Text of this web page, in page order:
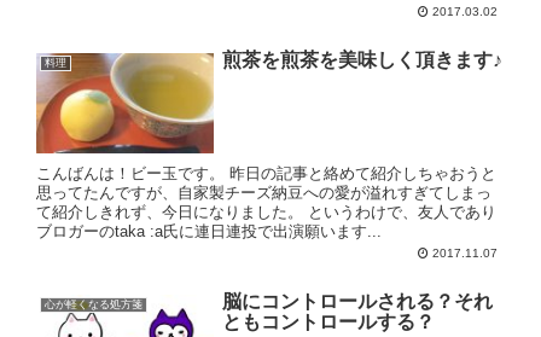
2017.03.02
料理 煎茶を煎茶を美味しく頂きます♪
こんばんは！ビー玉です。 昨日の記事と絡めて紹介しちゃおうと
思ってたんですが、自家製チーズ納豆への愛が溢れすぎてしまっ
て紹介しきれず、今日になりました。 というわけで、友人であり
ブロガーのtaka :a氏に連日連投で出演願います...
2017.11.07
心が軽くなる処方箋
脳にコントロールされる？それ
ともコントロールする？